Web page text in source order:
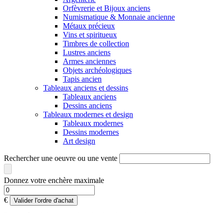
Orfèvrerie et Bijoux anciens
Numismatique & Monnaie ancienne
Métaux précieux
Vins et spiritueux
Timbres de collection
Lustres anciens
Armes anciennes
Objets archéologiques
Tapis ancien
Tableaux anciens et dessins
Tableaux anciens
Dessins anciens
Tableaux modernes et design
Tableaux modernes
Dessins modernes
Art design
Rechercher une oeuvre ou une vente
Donnez votre enchère maximale
€ Valider l'ordre d'achat